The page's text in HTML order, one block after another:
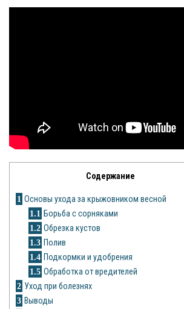
Помидоры
Цветы
Драцена
Замиокулькас
Содержание
1 Основы ухода за крыжовником весной
1.1 Борьба с сорняками
1.2 Обрезка кустов
1.3 Полив
1.4 Подкормки и удобрения
1.5 Обработка от вредителей
2 Уход при болезнях
3 Выводы